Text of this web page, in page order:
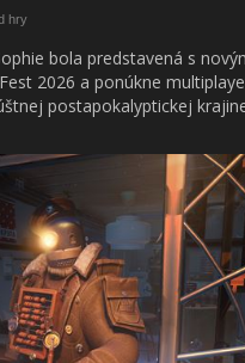
hry
bola predstavená s
2026 a ponúkne
postapokalyptickej